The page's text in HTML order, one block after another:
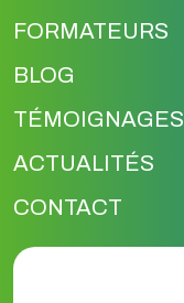
FORMATEURS
BLOG
TÉMOIGNAGES
ACTUALITÉS
CONTACT